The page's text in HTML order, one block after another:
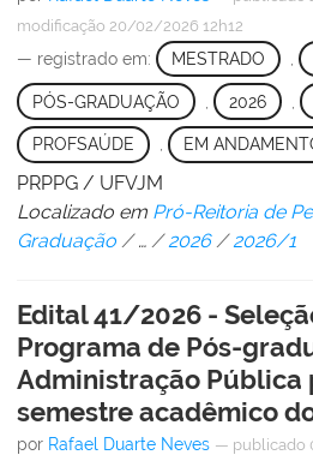
modificação 20/02/2026 12h12
— registrado em: MESTRADO
PÓS-GRADUAÇÃO 2026
PROFSAÚDE , EM
PRPPG / UFVJM
Localizado em Pró-Reitoria de
Graduação /… /2026 /2026/1
Edital 41/2026 -
Programa de Pós-
Administração Pública
semestre acadêmico
por Rafael Duarte Neves — publicado